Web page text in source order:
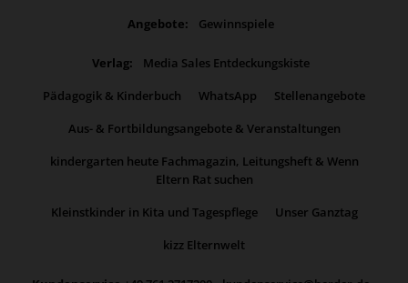
Angebote: Gewinnspiele
Verlag:
Media Sales Entdeckungskiste
Pädagogik & Kinderbuch
WhatsApp
Stellenangebote
Aus- & Fortbildungsangebote & Veranstaltungen
kindergarten heute Fachmagazin, Leitungsheft & Wenn
Eltern Rat suchen
Kleinstkinder in Kita und Tagespflege
Unser Ganztag
kizz Elternwelt